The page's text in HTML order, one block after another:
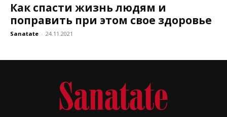
Как спасти жизнь людям и
поправить при этом свое здоровье
Sanatate - 24.11.2021